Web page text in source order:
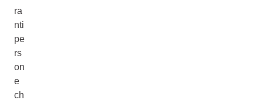
ra
nti
pe
rs
on
e
ch